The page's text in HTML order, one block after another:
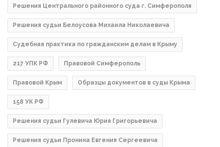
Решения Центрального районного суда г. Симферополя
Решения судьи Белоусова Михаила Николаевича
Судебная практика по гражданским делам в Крыму
217 УПК РФ Правовой Симферополь
Правовой Крым Образцы документов в суды Крыма
158 УК РФ
Решения судьи Гулевича Юрия Григорьевича
Решения судьи Пронина Евгения Сергеевича